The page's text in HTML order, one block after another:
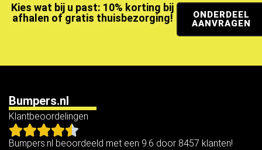
Kies wat bij u past: 10% korting bij
afhalen of gratis thuisbezorging!
ONDERDEEL
AANVRAGEN
Bumpers.nl
Klantbeoordelingen
Bumpers.nl beoordeeld met een 9.6 door 8457 klanten!